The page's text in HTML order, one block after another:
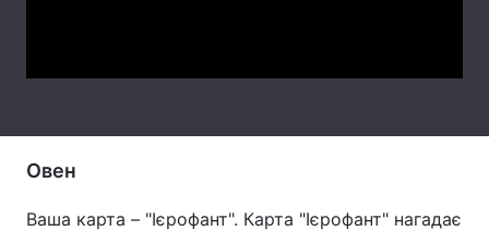
Овен
Ваша карта – "Ієрофант". Карта "Ієрофант" нагадає